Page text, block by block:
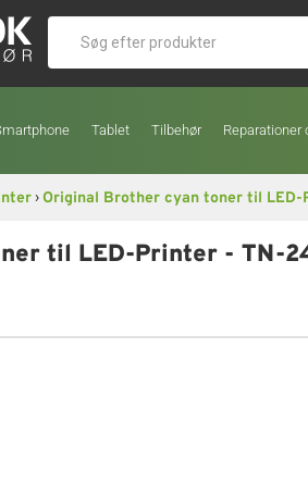
Tablet Tilbehør Reparationer
›Original Brother cyan toner til
til LED-Printer - TN-